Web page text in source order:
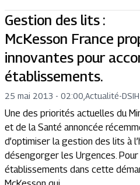
Gestion des lits :
McKesson France
innovantes pour
établissements.
25 mai 2013 - 02:00 Actualité-DSIH
Une des priorités actuelles du
et de la Santé annoncée
d’optimiser la gestion des lits à
désengorger les Urgences.
établissements dans cette